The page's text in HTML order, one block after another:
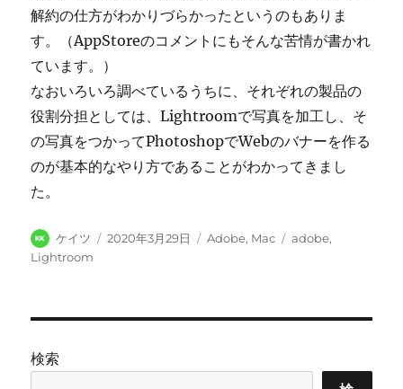
解約の仕方がわかりづらかったというのもありま
す。（AppStoreのコメントにもそんな苦情が書かれ
ています。）
なおいろいろ調べているうちに、それぞれの製品の
役割分担としては、Lightroomで写真を加工し、そ
の写真をつかってPhotoshopでWebのバナーを作る
のが基本的なやり方であることがわかってきまし
た。
投
稿
ケイツ
投
2020年3月29日
カ
Adobe, Mac
タ
adobe,
Lightroom
検索